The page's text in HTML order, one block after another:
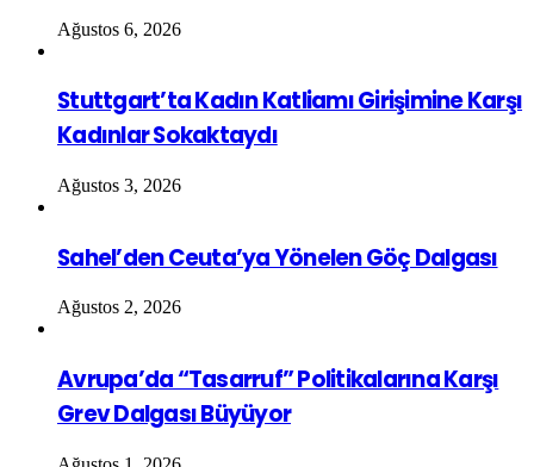
Ağustos 6, 2026
Stuttgart’ta Kadın Katliamı Girişimine Karşı
Kadınlar Sokaktaydı
Ağustos 3, 2026
Sahel’den Ceuta’ya Yönelen Göç Dalgası
Ağustos 2, 2026
Avrupa’da “Tasarruf” Politikalarına Karşı
Grev Dalgası Büyüyor